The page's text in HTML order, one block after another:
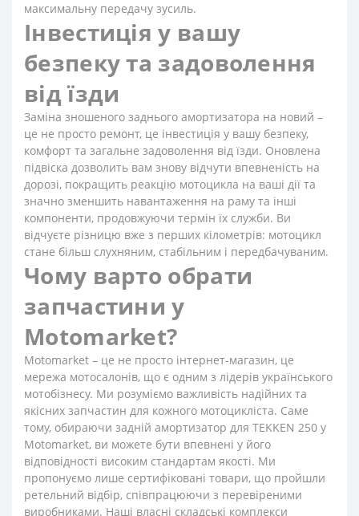
максимальну передачу зусиль.
Інвестиція у вашу
безпеку та задоволення
від їзди
Заміна зношеного заднього амортизатора на новий –
це не просто ремонт, це інвестиція у вашу безпеку,
комфорт та загальне задоволення від їзди. Оновлена
підвіска дозволить вам знову відчути впевненість на
дорозі, покращить реакцію мотоцикла на ваші дії та
значно зменшить навантаження на раму та інші
компоненти, продовжуючи термін їх служби. Ви
відчуєте різницю вже з перших кілометрів: мотоцикл
стане більш слухняним, стабільним і передбачуваним.
Чому варто обрати
запчастини у
Motomarket?
Motomarket – це не просто інтернет-магазин, це
мережа мотосалонів, що є одним з лідерів українського
мотобізнесу. Ми розуміємо важливість надійних та
якісних запчастин для кожного мотоцикліста. Саме
тому, обираючи задній амортизатор для TEKKEN 250 у
Motomarket, ви можете бути впевнені у його
відповідності високим стандартам якості. Ми
пропонуємо лише сертифіковані товари, що пройшли
ретельний відбір, співпрацюючи з перевіреними
виробниками. Наші власні складські комплекси